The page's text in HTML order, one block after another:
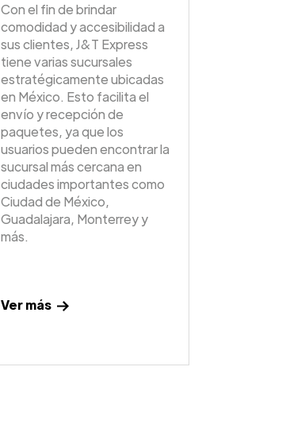
Con el fin de brindar
comodidad y accesibilidad a
sus clientes, J&T Express
tiene varias sucursales
estratégicamente ubicadas
en México. Esto facilita el
envío y recepción de
paquetes, ya que los
usuarios pueden encontrar la
sucursal más cercana en
ciudades importantes como
Ciudad de México,
Guadalajara, Monterrey y
más.
Ver más